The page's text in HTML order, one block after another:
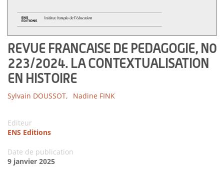
REVUE FRANCAISE DE PEDAGOGIE, N0
223/2024. LA CONTEXTUALISATION
EN HISTOIRE
Sylvain DOUSSOT, Nadine FINK
Editeur
ENS Editions
Date de publication
9 janvier 2025